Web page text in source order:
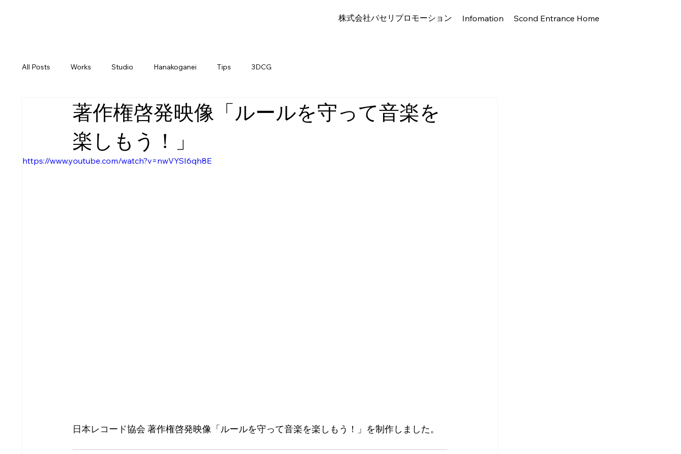
株式会社パセリプロモーション Infomation Scond Entrance Home
All Posts Works Studio Hanakoganei Tips 3DCG
著作権啓発映像「ルールを守って音楽を
楽しもう！」
https://www.youtube.com/watch?v=nwVYSI6qh8E
日本レコード協会 著作権啓発映像「ルールを守って音楽を楽しもう！」を制作しました。